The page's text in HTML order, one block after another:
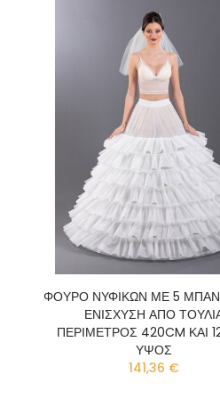
ΦΟΥΡΟ ΝΥΦΙΚΩΝ ΜΕ 5
ΕΝΙΣΧΥΣΗ ΑΠΟ
ΠΕΡΙΜΕΤΡΟΣ 420CM ΚΑΙ
ΥΨΟΣ
141,36 €